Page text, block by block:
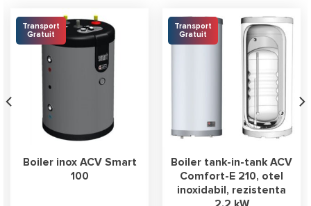
Transport
Gratuit
Boiler inox ACV Smart
100
Transport
Gratuit
Boiler tank-in-tank ACV
Comfort-E 210, otel
inoxidabil, rezistenta